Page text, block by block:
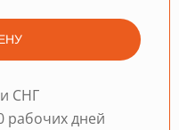
СНГ
рабочих дней